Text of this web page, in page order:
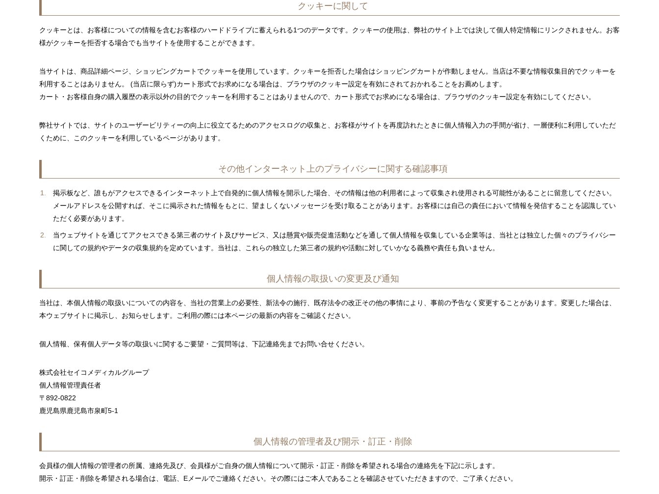
クッキーに関して
クッキーとは、お客様についての情報を含むお客様のハードドライブに蓄えられる1つのデータです。クッキーの使用は、弊社のサイト上では決して個人特定情報にリンクされません。お客
様がクッキーを拒否する場合でも当サイトを使用することができます。
当サイトは、商品詳細ページ、ショッピングカートでクッキーを使用しています。クッキーを拒否した場合はショッピングカートが作動しません。当店は不要な情報収集目的でクッキーを
利用することはありません。 (当店に限らず)カート形式でお求めになる場合は、ブラウザのクッキー設定を有効にされておかれることをお薦めします。
カート・お客様自身の購入履歴の表示以外の目的でクッキーを利用することはありませんので、カート形式でお求めになる場合は、ブラウザのクッキー設定を有効にしてください。
弊社サイトでは、サイトのユーザービリティーの向上に役立てるためのアクセスログの収集と、お客様がサイトを再度訪れたときに個人情報入力の手間が省け、一層便利に利用していただ
くために、このクッキーを利用しているページがあります。
その他インターネット上のプライバシーに関する確認事項
掲示板など、誰もがアクセスできるインターネット上で自発的に個人情報を開示した場合、その情報は他の利用者によって収集され使用される可能性があることに留意してください。
メールアドレスを公開すれば、そこに掲示された情報をもとに、望ましくないメッセージを受け取ることがあります。お客様には自己の責任において情報を発信することを認識してい
ただく必要があります。
当ウェブサイトを通じてアクセスできる第三者のサイト及びサービス、又は懸賞や販売促進活動などを通して個人情報を収集している企業等は、当社とは独立した個々のプライバシー
に関しての規約やデータの収集規約を定めています。当社は、これらの独立した第三者の規約や活動に対していかなる義務や責任も負いません。
個人情報の取扱いの変更及び通知
当社は、本個人情報の取扱いについての内容を、当社の営業上の必要性、新法令の施行、既存法令の改正その他の事情により、事前の予告なく変更することがあります。変更した場合は、
本ウェブサイトに掲示し、お知らせします。ご利用の際には本ページの最新の内容をご確認ください。
個人情報、保有個人データ等の取扱いに関するご要望・ご質問等は、下記連絡先までお問い合せください。
株式会社セイコメディカルグループ
個人情報管理責任者
892-0822
鹿児島県鹿児島市泉町5-1
個人情報の管理者及び開示・訂正・削除
会員様の個人情報の管理者の所属、連絡先及び、会員様がご自身の個人情報について開示・訂正・削除を希望される場合の連絡先を下記に示します。
開示・訂正・削除を希望される場合は、電話、Eメールでご連絡ください。その際にはご本人であることを確認させていただきますので、ご了承ください。